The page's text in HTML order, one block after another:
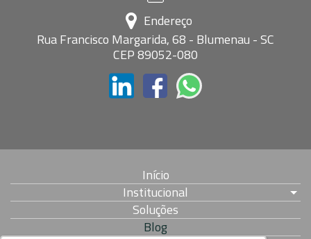
Endereço
Rua Francisco Margarida, 68 - Blumenau - SC
CEP 89052-080
Início
Institucional
Soluções
Blog